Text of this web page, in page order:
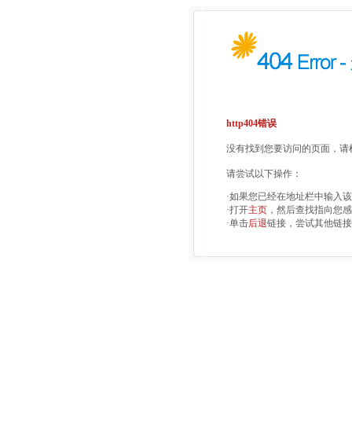
http404错误
没有找到您要访问的页面，
请尝试以下操作：
·如果您已经在地址栏中输入
·打开主页 ，然后查找指向您
·单击后退链接，尝试其他链